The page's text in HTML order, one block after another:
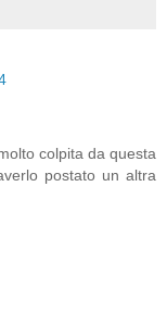
colpita da questa
postato un altra